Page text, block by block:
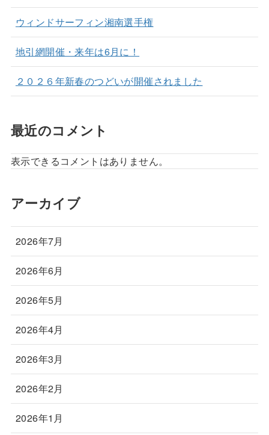
ウィンドサーフィン湘南選手権
地引網開催・来年は6月に！
２０２６年新春のつどいが開催されました
最近のコメント
表示できるコメントはありません。
アーカイブ
2026年7月
2026年6月
2026年5月
2026年4月
2026年3月
2026年2月
2026年1月